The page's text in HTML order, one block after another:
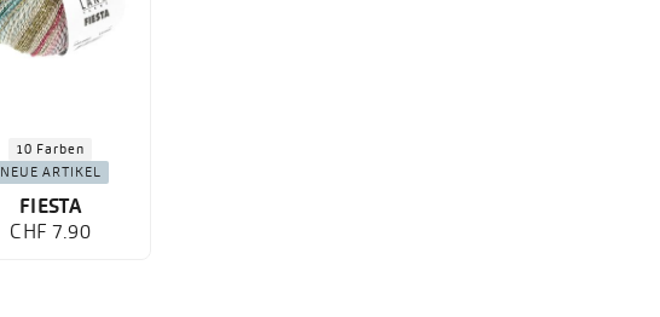
10 Farben
NEUE ARTIKEL
FIESTA
CHF 7.90